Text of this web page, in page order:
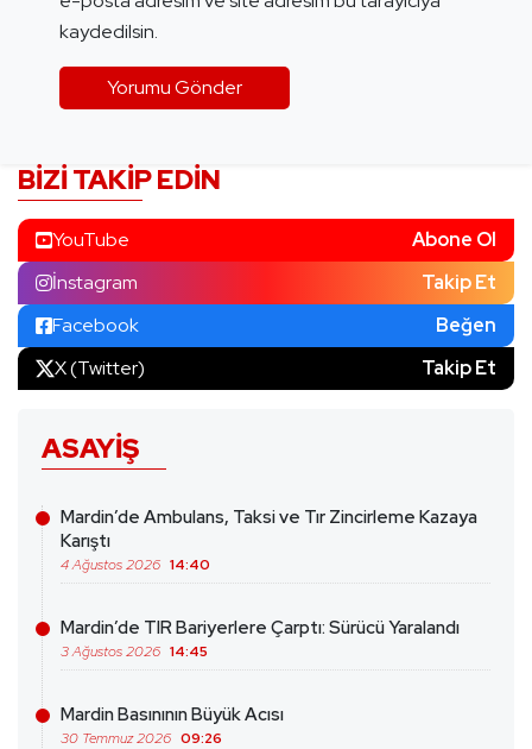
kaydedilsin.
BIZI TAKIP EDIN
YouTube
Abone Ol
İnstagram
Takip Et
Facebook
Beğen
X (Twitter)
Takip Et
ASAYIŞ
Mardin’de Ambulans, Taksi ve Tır Zincirleme Kazaya
Karıştı
4 Ağustos 2026 14:40
Mardin’de TIR Bariyerlere Çarptı: Sürücü Yaralandı
3 Ağustos 2026 14:45
Mardin Basınının Büyük Acısı
30 Temmuz 2026 09:26